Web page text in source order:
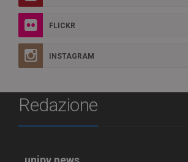
FLICKR
INSTAGRAM
Redazione